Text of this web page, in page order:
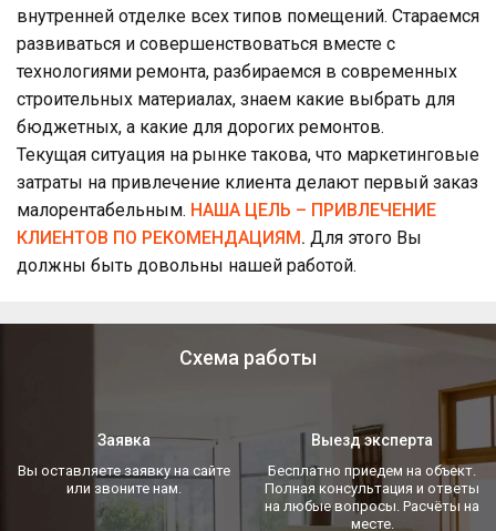
внутренней отделке всех типов помещений. Стараемся
развиваться и совершенствоваться вместе с
технологиями ремонта, разбираемся в современных
строительных материалах, знаем какие выбрать для
бюджетных, а какие для дорогих ремонтов.
Текущая ситуация на рынке такова, что маркетинговые
затраты на привлечение клиента делают первый заказ
малорентабельным. НАША ЦЕЛЬ – ПРИВЛЕЧЕНИЕ
КЛИЕНТОВ ПО РЕКОМЕНДАЦИЯМ. Для этого Вы
должны быть довольны нашей работой.
Схема работы
Заявка
Вы оставляете заявку на сайте
или звоните нам.
Выезд эксперта
Бесплатно приедем на объект.
Полная консультация и ответы
на любые вопросы. Расчёты на
месте.